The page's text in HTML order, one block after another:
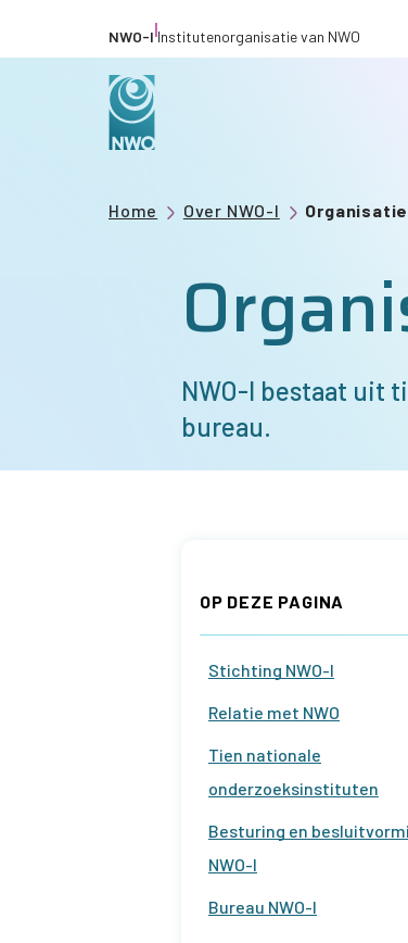
en
NWO-I|Institutenorganisatie van NWO
Kruimelpad
Home Over NWO-I
NWO-I bestaat uit
bureau.
deze
pagina
OP DEZE PAGINA
Stichting NWO-I
Relatie met NWO
Tien nationale
onderzoeksinstituten
Besturing en
NWO-I
Bureau NWO-I